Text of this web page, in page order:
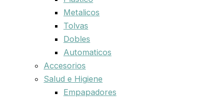
Metalicos
Tolvas
Dobles
Automaticos
Accesorios
Salud e Higiene
Empapadores